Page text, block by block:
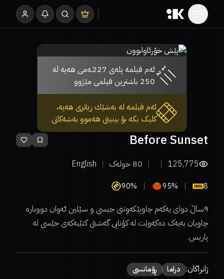
ئەم فیلمە پلەی 227ـەمی هەیە لە
250 باشترین فیلمی مێژوو
ئەم فیلمە لە بەشێك زیاتری هەیە،
کلیک بکە بۆ بینینی هەموو بەشەکانی
Before Sunset
125,775
80 خولەک English
8
95%
90%
٩ساڵ دوای یەکەم چاوپێکەوتنی جیسی و سێلین ئەوان دووبارە
چاویان بەیەک دەکەوێت لە کۆتایی گەشتی کتێبەکەی جێسی لە
پاریس.
ژانراکان: دراما ڕۆمانسی